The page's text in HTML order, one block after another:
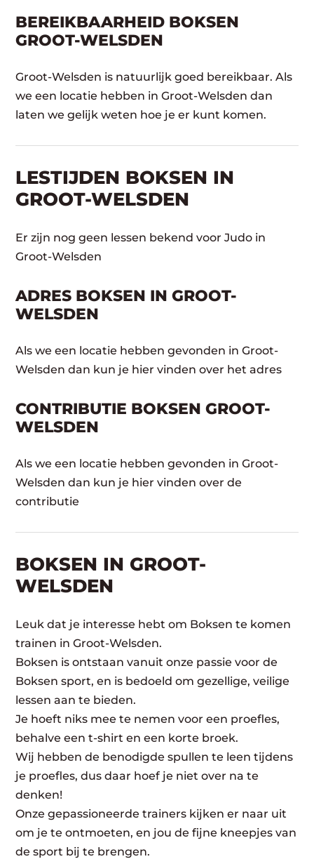
BEREIKBAARHEID BOKSEN
GROOT-WELSDEN
Groot-Welsden is natuurlijk goed bereikbaar. Als
we een locatie hebben in Groot-Welsden dan
laten we gelijk weten hoe je er kunt komen.
LESTIJDEN BOKSEN IN
GROOT-WELSDEN
Er zijn nog geen lessen bekend voor Judo in
Groot-Welsden
ADRES BOKSEN IN GROOT-
WELSDEN
Als we een locatie hebben gevonden in Groot-
Welsden dan kun je hier vinden over het adres
CONTRIBUTIE BOKSEN GROOT-
WELSDEN
Als we een locatie hebben gevonden in Groot-
Welsden dan kun je hier vinden over de
contributie
BOKSEN IN GROOT-
WELSDEN
Leuk dat je interesse hebt om Boksen te komen
trainen in Groot-Welsden.
Boksen is ontstaan vanuit onze passie voor de
Boksen sport, en is bedoeld om gezellige, veilige
lessen aan te bieden.
Je hoeft niks mee te nemen voor een proefles,
behalve een t-shirt en een korte broek.
Wij hebben de benodigde spullen te leen tijdens
je proefles, dus daar hoef je niet over na te
denken!
Onze gepassioneerde trainers kijken er naar uit
om je te ontmoeten, en jou de fijne kneepjes van
de sport bij te brengen.